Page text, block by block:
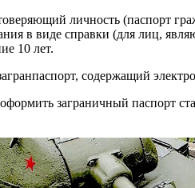
личность (паспорт
в виде справки (для лиц,
10 лет.
содержащий
заграничный паспорт